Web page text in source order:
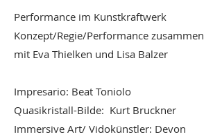
Performance im Kunstkraftwerk
Konzept/Regie/Performance zusammen
mit Eva Thielken und Lisa Balzer
Impresario: Beat Toniolo
Quasikristall-Bilde: Kurt Bruckner
Immersive Art/ Vidokünstler: Devon